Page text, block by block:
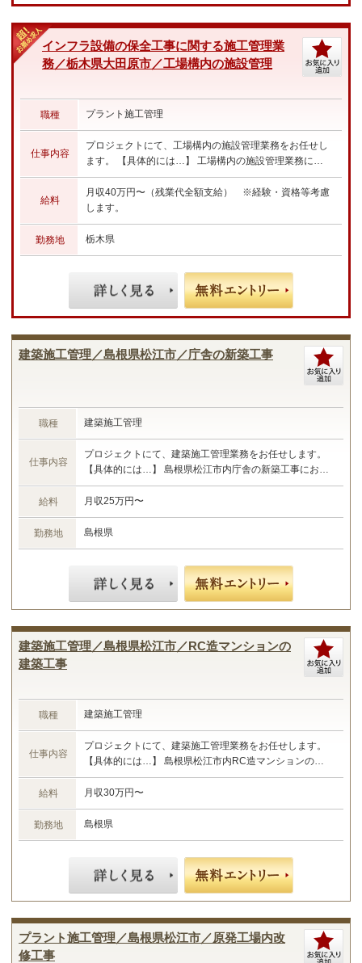
インフラ設備の保全工事に関する施工管理業
務／栃木県大田原市／工場構内の施設管理
職種 プラント施工管理
仕事内容
プロジェクトにて、工場構内の施設管理業務をお任せし
ます。 【具体的には…】 工場構内の施設管理業務にお
けるインフラ設備の保全工事に関する施工管理業務 ・工
事仕様書の作成 ・見積書の技術査定 ・工事立会い ・ス
ケジュール管理や品質、安全管理 ・工事費用概算検討
☆あなたのご経験やスキルに合わせた業務をお任せしま
す☆
給料
月収40万円〜（残業代全額支給） ※経験・資格等考慮
します。
勤務地 栃木県
建築施工管理／島根県松江市／庁舎の新築工事
職種 建築施工管理
仕事内容
プロジェクトにて、建築施工管理業務をお任せします。
【具体的には…】 島根県松江市内庁舎の新築工事におけ
る施工管理業務 ・現場管理全般（原価、工程、安全、品
質） ・予算管理、施工計画 ・現場工事の取りまとめ ・
書類作成 など ☆あなたのご経験やスキルに合わせた業務
をお任せします☆
給料 月収25万円〜
勤務地 島根県
建築施工管理／島根県松江市／RC造マンションの
建築工事
職種 建築施工管理
仕事内容
プロジェクトにて、建築施工管理業務をお任せします。
【具体的には…】 島根県松江市内RC造マンションの建
築工事における施工管理業務 ・現場管理全般（原価、工
程、安全、品質） ・予算管理、施工計画 ・現場工事の取
りまとめ ・書類作成 など ☆あなたのご経験やスキルに
合わせた業務をお任せします☆
給料 月収30万円〜
勤務地 島根県
プラント施工管理／島根県松江市／原発工場内改
修工事